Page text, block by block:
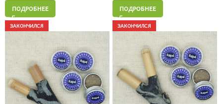
ПОДРОБНЕЕ ПОДРОБНЕЕ
ЗАКОНЧИЛСЯ ЗАКОНЧИЛСЯ